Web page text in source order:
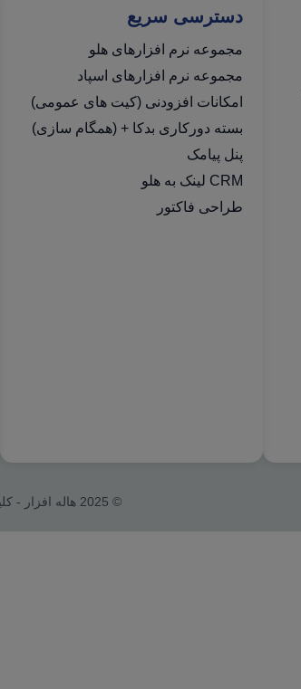
دسترسی سریع
مجموعه نرم افزارهای هلو
مجموعه نرم افزارهای اسپاد
امکانات افزودنی (کیت های عمومی)
بسته دورکاری بدکا + (همگام سازی)
پنل پیامک
CRM لینک به هلو
طراحی فاکتور
© 2025 هاله افزار - کلیه حقوق محفوظ است.